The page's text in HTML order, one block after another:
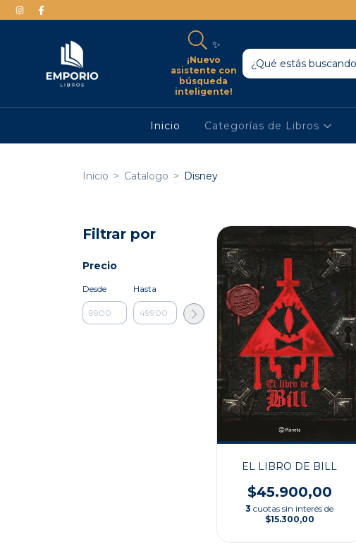
✨
¡Nuevo
asistente con
búsqueda
inteligente!
Inicio Categorías de Libros
Inicio > Catalogo > Disney
Filtrar por
Precio
Desde Hasta
EL LIBRO DE BILL
$45.900,00
3 cuotas sin interés de
$15.300,00